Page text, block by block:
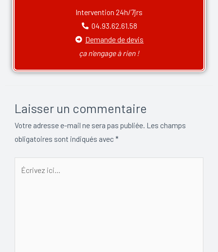
Intervention 24h/7jrs
04.93.62.61.58
Demande de devis
ça n'engage à rien !
Laisser un commentaire
Votre adresse e-mail ne sera pas publiée. Les champs
obligatoires sont indiqués avec *